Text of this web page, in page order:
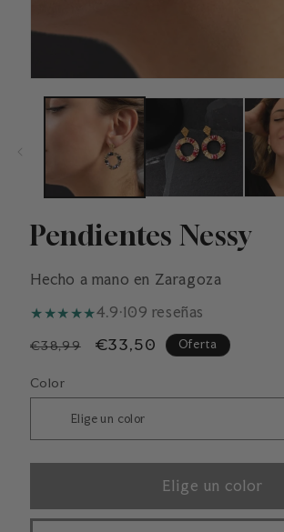
Pendientes Nessy
Hecho a mano en Zaragoza
★★★★★4.9·109 reseñas
Precio
€38,99
Precio
€33,50 Oferta
Color
Elige un color